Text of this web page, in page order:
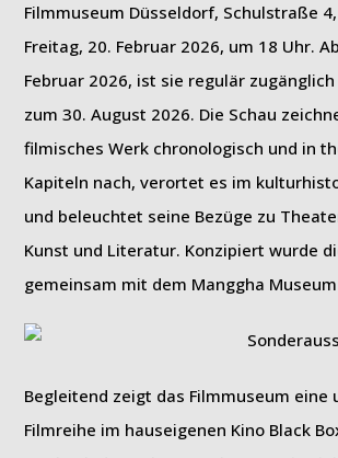
Filmmuseum Düsseldorf, Schulstraße
Freitag, 20. Februar 2026, um 18 Uhr.
Februar 2026, ist sie regulär
zum 30. August 2026. Die Schau
filmisches Werk chronologisch und in
Kapiteln nach, verortet es im
und beleuchtet seine Bezüge zu
Kunst und Literatur. Konzipiert wurde
gemeinsam mit dem Manggha
Begleitend zeigt das Filmmuseum eine
Filmreihe im hauseigenen Kino Black